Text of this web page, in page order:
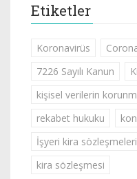
Etiketler
Koronavirüs
7226 Sayılı Kanun
kişisel verilerin
rekabet hukuku
İşyeri kira sözleşmeleri
kira sözleşmesi